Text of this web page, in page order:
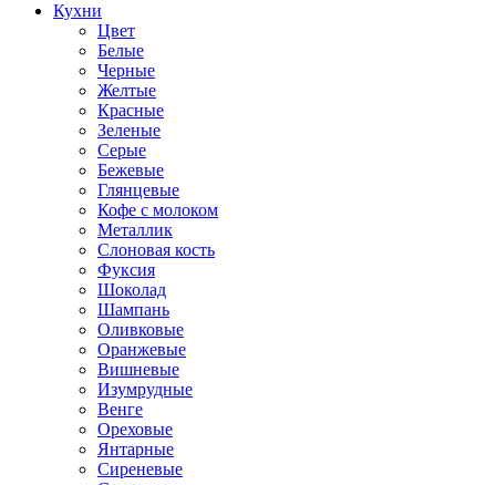
Кухни
Цвет
Белые
Черные
Желтые
Красные
Зеленые
Серые
Бежевые
Глянцевые
Кофе с молоком
Металлик
Слоновая кость
Фуксия
Шоколад
Шампань
Оливковые
Оранжевые
Вишневые
Изумрудные
Венге
Ореховые
Янтарные
Сиреневые